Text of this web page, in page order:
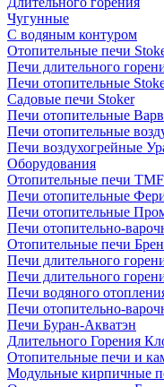
Чугунные
C водяным контуром
Отопительные печи
Печи длительного
Печи отопительные
Садовые печи Stoker
Печи отопительные
Печи отопительные
Печи воздухогрейные
Оборудования
Отопительные печи TMF
Печи отопительные
Печи отопительные
Печи отопительно-
Отопительные печи
Печи длительного
Печи длительного
Печи водяного
Печи отопительно-
Печи Буран-Акватэн
Длительного Горения
Отопительные печи и
Модульные кирпичные